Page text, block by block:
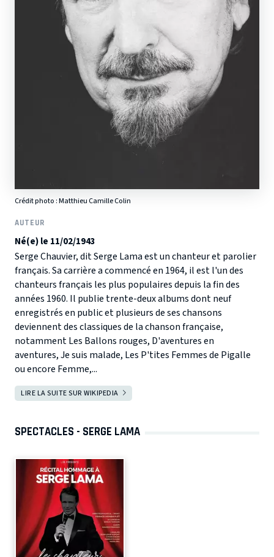
Crédit photo :Matthieu Camille Colin
AUTEUR
Né(e) le 11/02/1943
Serge Chauvier, dit Serge Lama est un chanteur et parolier
français. Sa carrière a commencé en 1964, il est l'un des
chanteurs français les plus populaires depuis la fin des
années 1960. Il publie trente-deux albums dont neuf
enregistrés en public et plusieurs de ses chansons
deviennent des classiques de la chanson française,
notamment Les Ballons rouges, D'aventures en
aventures, Je suis malade, Les P'tites Femmes de Pigalle
ou encore Femme,...
LIRE LA SUITE SUR WIKIPEDIA
SPECTACLES - SERGE LAMA